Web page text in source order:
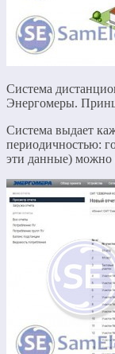
Система
Энергомеры.
Система выдает
периодичностью:
эти данные) можно